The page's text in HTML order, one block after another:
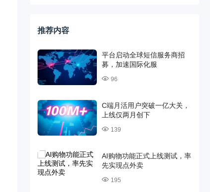
推荐内容
平台启动全球短信服务商招
募，加速国际化服
96
C端月活用户突破一亿大关，
上线仅两月创下
139
AI购物功能正式上线测试，率
先实现点外卖
195